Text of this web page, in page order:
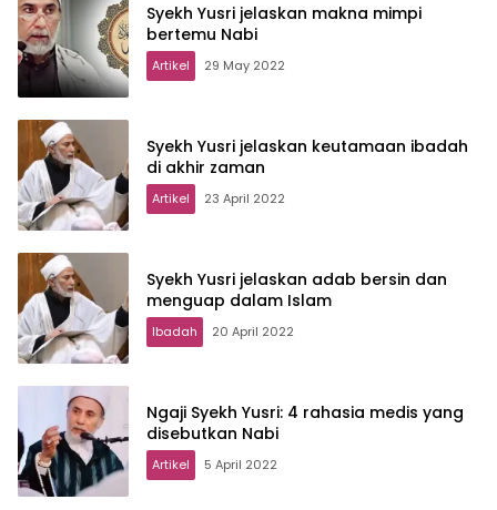
Syekh Yusri jelaskan makna mimpi
bertemu Nabi
Artikel 29 May 2022
Syekh Yusri jelaskan keutamaan ibadah
di akhir zaman
Artikel 23 April 2022
Syekh Yusri jelaskan adab bersin dan
menguap dalam Islam
Ibadah 20 April 2022
Ngaji Syekh Yusri: 4 rahasia medis yang
disebutkan Nabi
Artikel 5 April 2022